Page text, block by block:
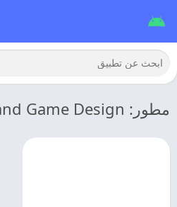
مطور: MVP Application and Game Design